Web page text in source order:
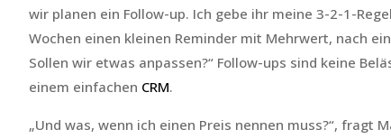
wir planen ein Follow-up. Ich gebe ihr meine 3-2-1-
Wochen einen kleinen Reminder mit Mehrwert, nach
Sollen wir etwas anpassen?“ Follow-ups sind keine
einem einfachen CRM.
„Und was, wenn ich einen Preis nennen muss?“, fragt